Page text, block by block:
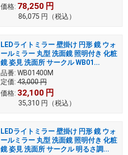
価格: 78,250 円
86,075 円 （税込）
LEDライトミラー 壁掛け 円形 鏡 ウォ
ールミラー 丸型 洗面鏡 照明付き 化粧
鏡 姿見 洗面所 サークル WB01...
品番: WB01400M
定価: 43,000円
価格: 32,100 円
35,310 円 （税込）
LEDライトミラー 壁掛け 円形 鏡 ウォ
ールミラー 丸型 洗面鏡 照明付き 化粧
鏡 姿見 洗面所 サークル 明るさ調...